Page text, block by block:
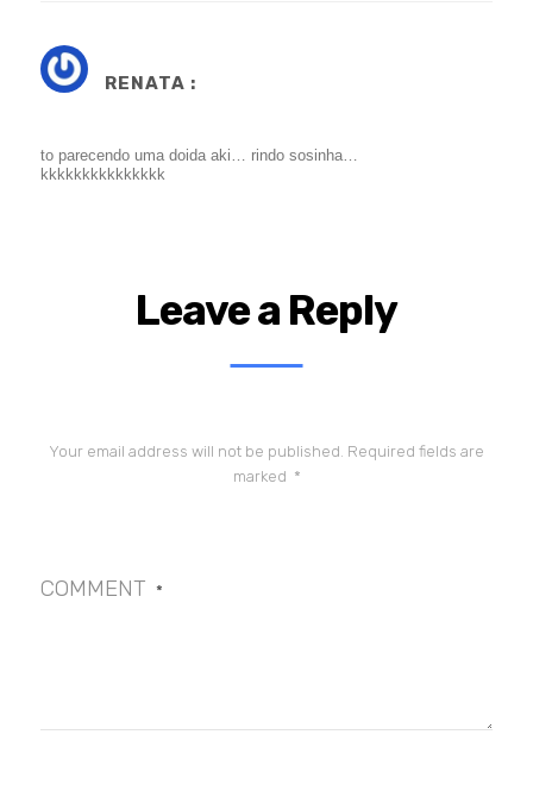
RENATA :
to parecendo uma doida aki… rindo sosinha…
kkkkkkkkkkkkkkk
Leave a Reply
Your email address will not be published. Required fields are
marked *
COMMENT *